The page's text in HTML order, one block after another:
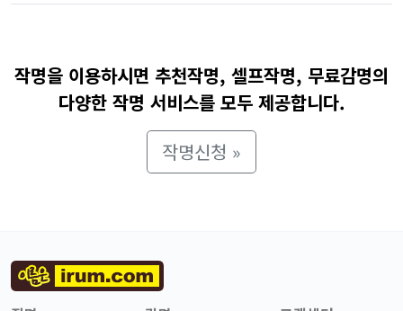
작명을 이용하시면 추천작명, 셀프작명, 무료감명의
다양한 작명 서비스를 모두 제공합니다.
작명신청 »